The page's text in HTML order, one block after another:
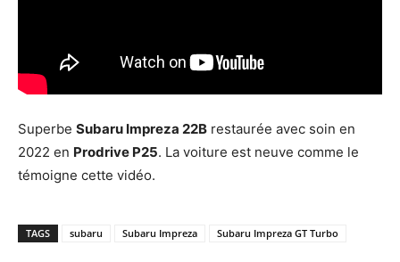
Superbe Subaru Impreza 22B restaurée avec soin en
2022 en Prodrive P25. La voiture est neuve comme le
témoigne cette vidéo.
TAGS subaru Subaru Impreza Subaru Impreza GT Turbo